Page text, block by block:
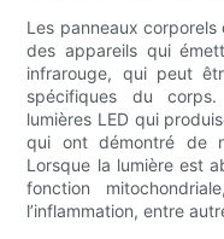
Les panneaux
des appareils qui
infrarouge, qui peut
spécifiques du
lumières LED qui
qui ont démontré de
Lorsque la lumière est
fonction
l’inflammation, entre